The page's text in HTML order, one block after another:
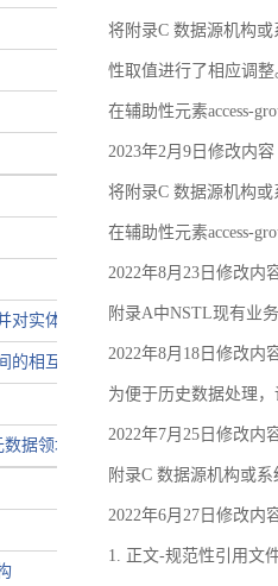
对实体对象命名
的相互关系，定义实体对象之间的
据领域模型的验证
将附录C 数据源机构或
性取值进行了相应调整
在辅助性元素access-
2023年2月9日修改内容
将附录C 数据源机构或
在辅助性元素access-
2022年8月23日修改内
附录A中NSTL现有业
2022年8月18日修改内
为便于历史数据处理
2022年7月25日修改内
附录C 数据源机构或
2022年6月27日修改内
1. 正文-规范性引用文